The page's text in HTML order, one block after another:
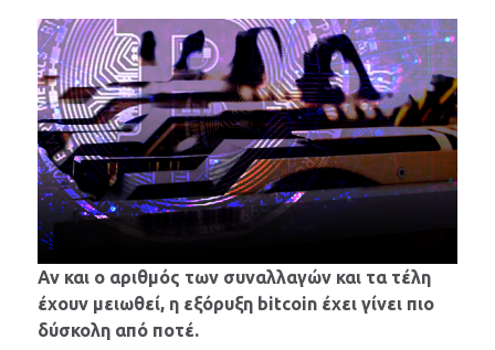
Αν και ο αριθμός των συναλλαγών και τα τέλη
έχουν μειωθεί, η εξόρυξη bitcoin έχει γίνει πιο
δύσκολη από ποτέ.